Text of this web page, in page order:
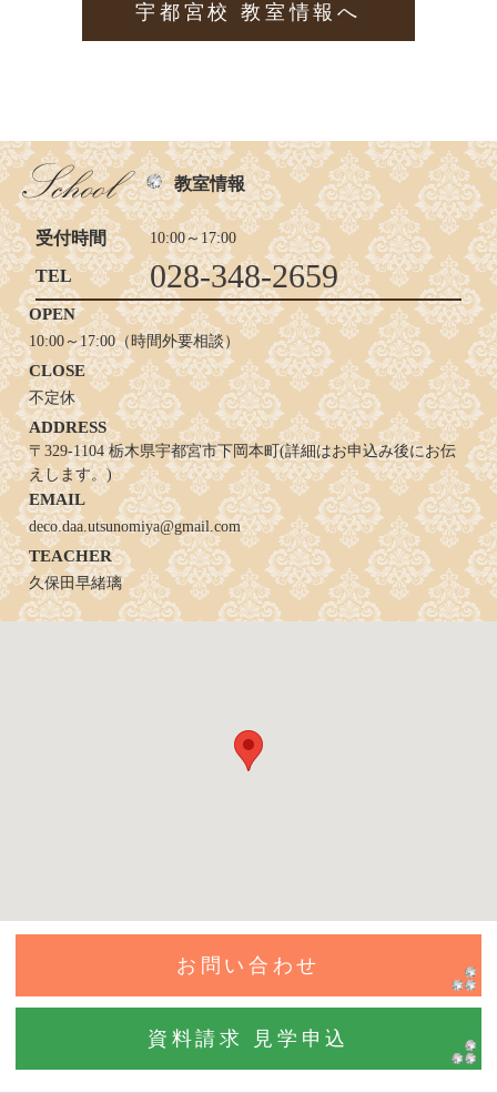
宇都宮校 教室情報へ
教室情報
受付時間 10:00～17:00
TEL 028-348-2659
OPEN
10:00～17:00（時間外要相談）
CLOSE
不定休
ADDRESS
〒329-1104 栃木県宇都宮市下岡本町(詳細はお申込み後にお伝
えします。)
EMAIL
deco.daa.utsunomiya@gmail.com
TEACHER
久保田早緒璃
お問い合わせ
資料請求 見学申込